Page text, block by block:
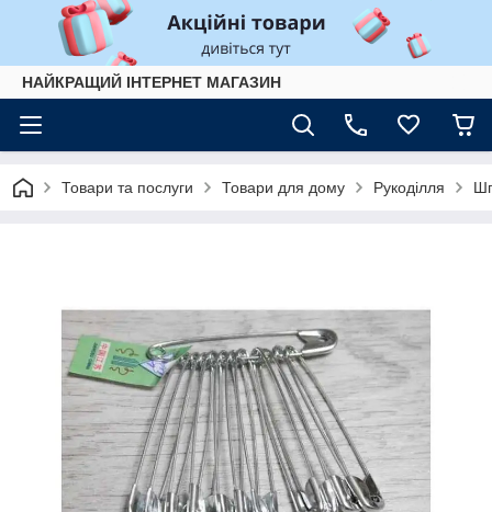
НАЙКРАЩИЙ ІНТЕРНЕТ МАГАЗИН
Товари та послуги Товари для дому Рукоділля